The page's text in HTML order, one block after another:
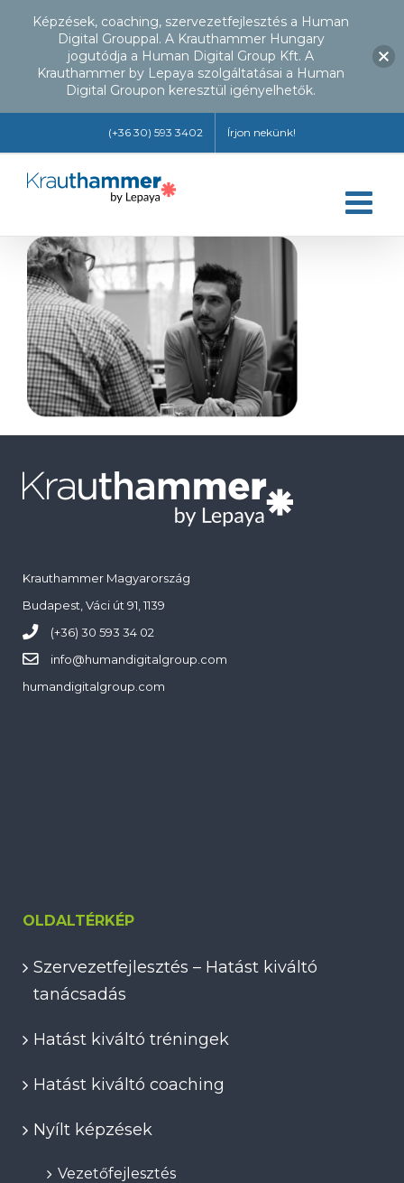
(+36 30) 593 3402 Írjon nekünk!
Krauthammer Magyarország
Budapest, Váci út 91, 1139
(+36) 30 593 34 02
info@humandigitalgroup.com
humandigitalgroup.com
OLDALTÉRKÉP
Szervezetfejlesztés – Hatást kiváltó
tanácsadás
Hatást kiváltó tréningek
Hatást kiváltó coaching
Nyílt képzések
Vezetőfejlesztés
Képzések, coaching, szervezetfejlesztés a Human
Digital Grouppal. A Krauthammer Hungary
jogutódja a Human Digital Group Kft. A
Krauthammer by Lepaya szolgáltatásai a Human
Digital Groupon keresztül igényelhetők.